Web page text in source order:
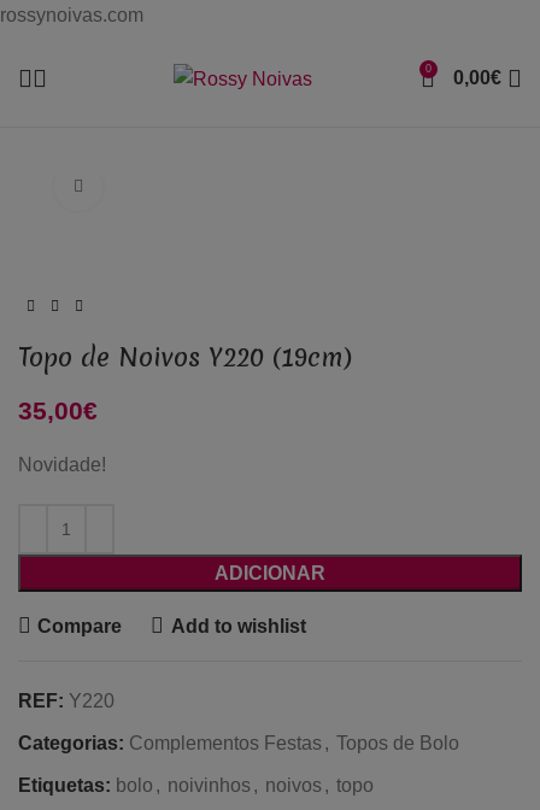
rossynoivas.com
0 0,00€
Topo de Noivos Y220 (19cm)
35,00€
Novidade!
ADICIONAR
Compare Add to wishlist
REF: Y220
Categorias: Complementos Festas, Topos de Bolo
Etiquetas: bolo , noivinhos, noivos, topo